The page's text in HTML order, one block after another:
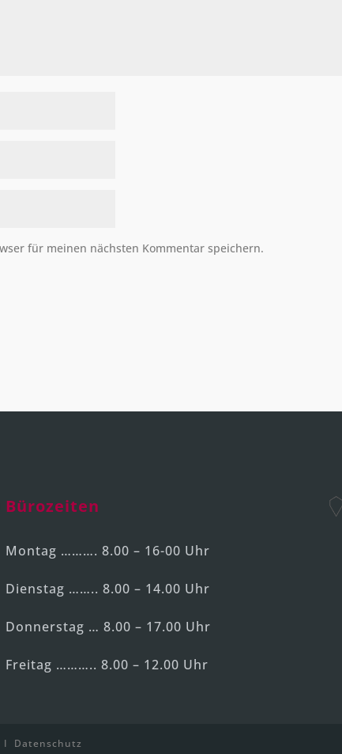
für meinen nächsten Kommentar speichern.
Bürozeiten
Montag ………. 8.00 – 16-00 Uhr
Dienstag …….. 8.00 – 14.00 Uhr
Donnerstag … 8.00 – 17.00 Uhr
Freitag ……….. 8.00 – 12.00 Uhr
I Datenschutz